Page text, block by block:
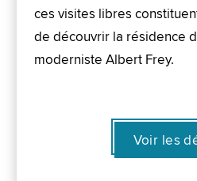
ces visites libres
de découvrir la résidence
moderniste Albert Frey.
Voir les